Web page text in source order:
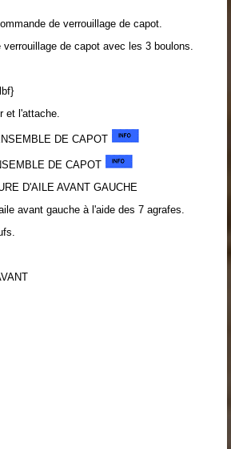
de verrouillage de capot.
de capot avec les 3 boulons.
et l'attache.
DE CAPOT
DE CAPOT
D'AILE AVANT GAUCHE
avant gauche à l'aide des 7 agrafes.